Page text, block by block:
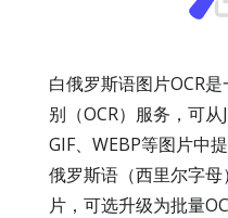
白俄罗斯语图片OCR
别（OCR）服务，可从
GIF、WEBP等图片中
俄罗斯语（西里尔字
片，可选升级为批量